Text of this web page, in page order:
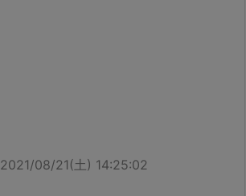
2021/08/21(土) 14:25:02